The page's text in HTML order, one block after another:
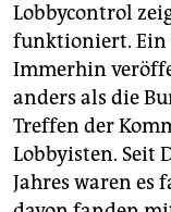
Lobbycontrol
funktioniert. Ein
Immerhin
anders als die
Treffen der
Lobbyisten. Seit
Jahres waren es